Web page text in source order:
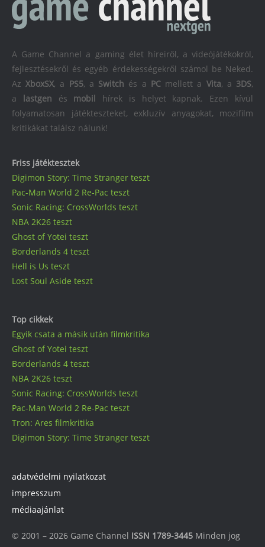
Friss játéktesztek
Digimon Story: Time Stranger teszt
Pac-Man World 2 Re-Pac teszt
Sonic Racing: CrossWorlds teszt
NBA 2K26 teszt
Ghost of Yotei teszt
Borderlands 4 teszt
Hell is Us teszt
Lost Soul Aside teszt
Top cikkek
Egyik csata a másik után filmkritika
Ghost of Yotei teszt
Borderlands 4 teszt
NBA 2K26 teszt
Sonic Racing: CrossWorlds teszt
Pac-Man World 2 Re-Pac teszt
Tron: Ares filmkritika
Digimon Story: Time Stranger teszt
A Game Channel a gaming élet híreiről, a videójátékokról,
fejlesztésekről és egyéb érdekességekről számol be Neked.
AzXboxSX, a PS5, a Switch és a PCmellett a Vita, a 3DS,
a lastgen és mobil hírek is helyet kapnak. Ezen kívül
folyamatosan játékteszteket, exkluzív anyagokat, mozifilm
kritikákat találsz nálunk!
adatvédelmi nyilatkozat
impresszum
médiaajánlat
© 2001 – 2026 Game Channel ISSN 1789-3445 Minden jog